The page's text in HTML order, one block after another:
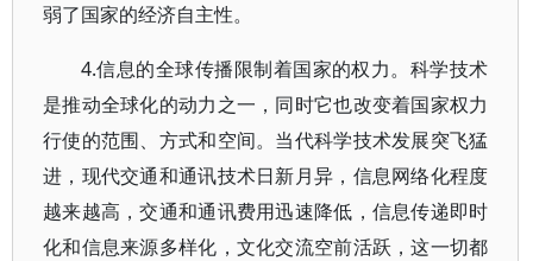
弱了国家的经济自主性。
4.信息的全球传播限制着国家的权力。科学技术
是推动全球化的动力之一，同时它也改变着国家权力
行使的范围、方式和空间。当代科学技术发展突飞猛
进，现代交通和通讯技术日新月异，信息网络化程度
越来越高，交通和通讯费用迅速降低，信息传递即时
化和信息来源多样化，文化交流空前活跃，这一切都